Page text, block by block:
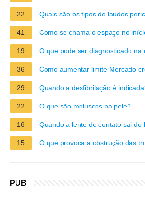
22 Quais são os tipos de laudos
41 Como se chama o espaço no
19 O que pode ser diagnosticado na
36 Como aumentar limite Mercado
29 Quando a desfibrilação é
22 O que são moluscos na pele?
16 Quando a lente de contato sai do
15 O que provoca a obstrução das
PUB